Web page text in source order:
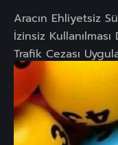
Aracın Ehliyetsiz
İzinsiz
Trafik Cezası